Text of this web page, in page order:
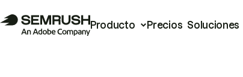
Producto Precios Soluciones